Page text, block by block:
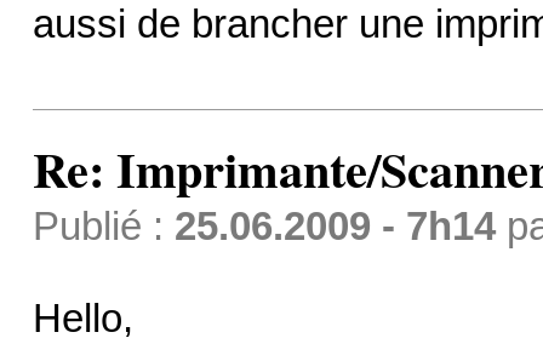
aussi de brancher une
Re: Imprimante/
Publié : 25.06.2009 - 7h14
Hello,